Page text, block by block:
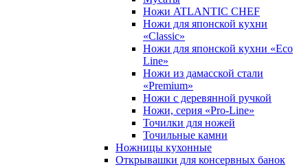
Ножи ATLANTIC CHEF
Ножи для японской кухни
«Classic»
Ножи для японской кухни «Eco
Line»
Ножи из дамасской стали
«Premium»
Ножи с деревянной ручкой
Ножи, серия «Pro-Line»
Точилки для ножей
Точильные камни
Ножницы кухонные
Открывашки для консервных банок